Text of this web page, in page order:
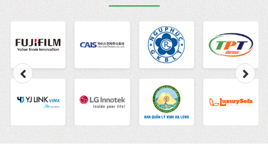
tư vấn, hỗ trợ tốt nhất.